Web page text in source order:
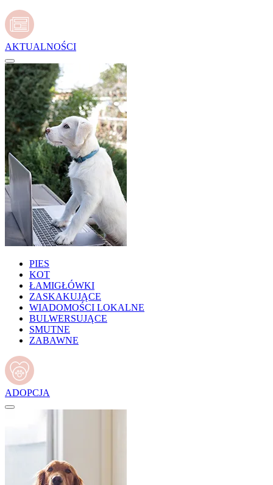
AKTUALNOŚCI
PIES
KOT
ŁAMIGŁÓWKI
ZASKAKUJĄCE
WIADOMOŚCI LOKALNE
BULWERSUJĄCE
SMUTNE
ZABAWNE
ADOPCJA